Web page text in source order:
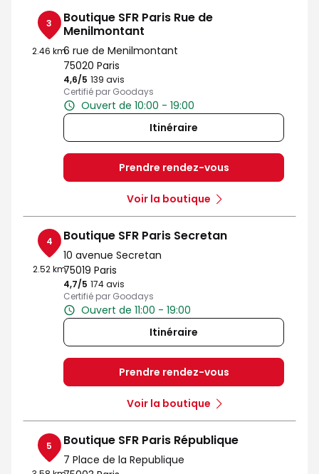
3
2.46 km
Boutique SFR Paris Rue de
Menilmontant
6 rue de Menilmontant
75020 Paris
4,6/5 Note de 4.6 sur 5
139 avis
Certifié par Goodays
Ouvert de 10:00 - 19:00
Itinéraire
Prendre rendez-vous
Voir la boutique
4
2.52 km
Boutique SFR Paris Secretan
10 avenue Secretan
75019 Paris
4,7/5 Note de 4.7 sur 5
174 avis
Certifié par Goodays
Ouvert de 11:00 - 19:00
Itinéraire
Prendre rendez-vous
Voir la boutique
5 Boutique SFR Paris République
7 Place de la Republique